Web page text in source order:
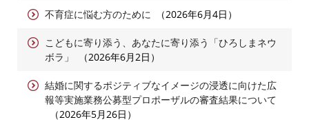
不育症に悩む方のために 2026年6月4日
こどもに寄り添う、あなたに寄り添う「ひろしまネウ
ボラ」
2026年6月2日
結婚に関するポジティブなイメージの浸透に向けた広
報等実施業務公募型プロポーザルの審査結果について
2026年5月26日